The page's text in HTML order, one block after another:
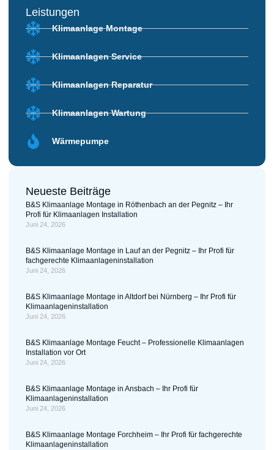
Leistungen
Klimaanlage Montage
Klimaanlagen Service
Klimaanlagen Reparatur
Klimaanlagen Wartung
Wärmepumpe
Neueste Beiträge
B&S Klimaanlage Montage in Röthenbach an der Pegnitz – Ihr
Profi für Klimaanlagen Installation
Juni 24, 2026
B&S Klimaanlage Montage in Lauf an der Pegnitz – Ihr Profi für
fachgerechte Klimaanlageninstallation
Juni 24, 2026
B&S Klimaanlage Montage in Altdorf bei Nürnberg – Ihr Profi für
Klimaanlageninstallation
Juni 24, 2026
B&S Klimaanlage Montage Feucht – Professionelle Klimaanlagen
Installation vor Ort
Juni 24, 2026
B&S Klimaanlage Montage in Ansbach – Ihr Profi für
Klimaanlageninstallation
Juni 24, 2026
B&S Klimaanlage Montage Forchheim – Ihr Profi für fachgerechte
Klimaanlageninstallation